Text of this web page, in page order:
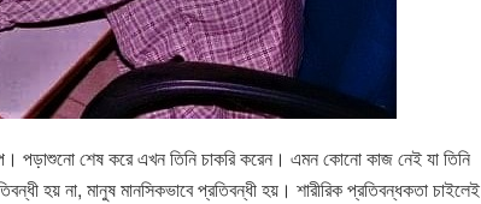
পড়াশুনো শেষ করে এখন তিনি চাকরি করেন। এমন কোনো কাজ নেই যা তিনি
হয় না, মানুষ মানসিকভাবে প্রতিবন্ধী হয়। শারীরিক প্রতিবন্ধকতা চাইলেই